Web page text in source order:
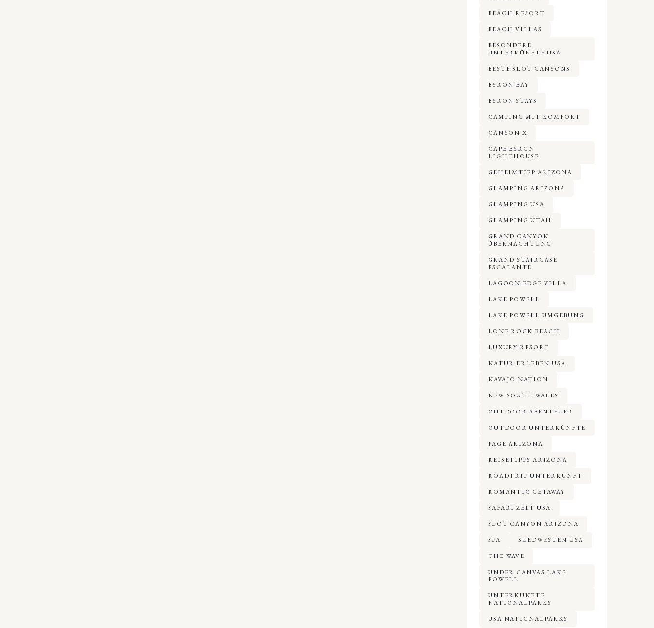
BEACH RESORT
BEACH VILLAS
BESONDERE
UNTERKÜNFTE USA
BESTE SLOT CANYONS
BYRON BAY
BYRON STAYS
CAMPING MIT KOMFORT
CANYON X
CAPE BYRON
LIGHTHOUSE
GEHEIMTIPP ARIZONA
GLAMPING ARIZONA
GLAMPING USA
GLAMPING UTAH
GRAND CANYON
ÜBERNACHTUNG
GRAND STAIRCASE
ESCALANTE
LAGOON EDGE VILLA
LAKE POWELL
LAKE POWELL UMGEBUNG
LONE ROCK BEACH
LUXURY RESORT
NATUR ERLEBEN USA
NAVAJO NATION
NEW SOUTH WALES
OUTDOOR ABENTEUER
OUTDOOR UNTERKÜNFTE
PAGE ARIZONA
REISETIPPS ARIZONA
ROADTRIP UNTERKUNFT
ROMANTIC GETAWAY
SAFARI ZELT USA
SLOT CANYON ARIZONA
SPA SUEDWESTEN USA
THE WAVE
UNDER CANVAS LAKE
POWELL
UNTERKÜNFTE
NATIONALPARKS
USA NATIONALPARKS